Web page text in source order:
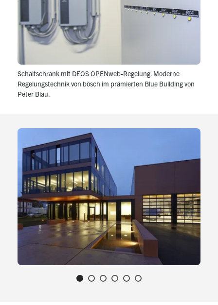
Schaltschrank mit DEOS OPENweb-Regelung. Moderne
Regelungstechnik von bösch im prämierten Blue Building von
Peter Blau.